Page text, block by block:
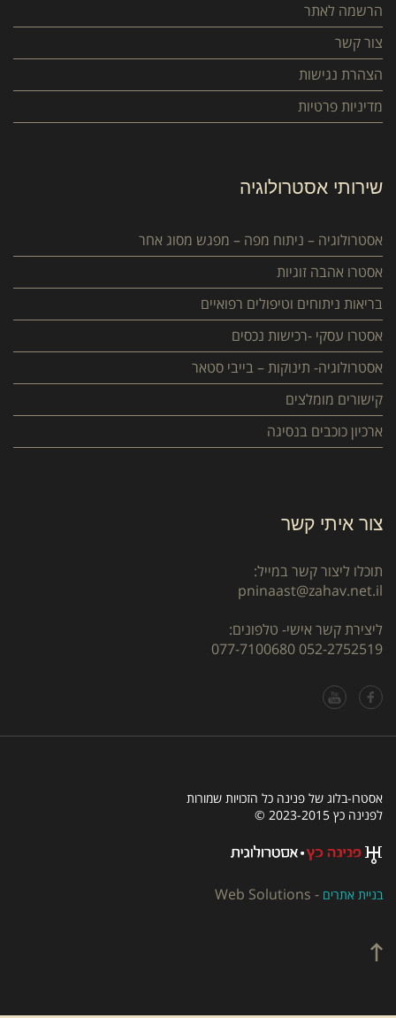
הרשמה לאתר
צור קשר
הצהרת נגישות
מדיניות פרטיות
שירותי אסטרולוגיה
אסטרולוגיה – ניתוח מפה – מפגש מסוג אחר
אסטרו אהבה זוגיות
בריאות ניתוחים וטיפולים רפואיים
אסטרו עסקי -רכישות נכסים
אסטרולוגיה- תינוקות – בייבי סטאר
קישורים מומלצים
ארכיון כוכבים בנסיגה
צור איתי קשר
תוכלו ליצור קשר במייל:
pninaast@zahav.net.il
ליצירת קשר אישי- טלפונים:
052-2752519
077-7100680
אסטרו-בלוג של פנינה כל הזכויות שמורות
לפנינה כץ 2023-2015 ©
בניית אתרים -
Web Solutions